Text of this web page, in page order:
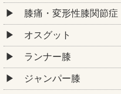
膝痛・変形性膝関節症
オスグット
ランナー膝
ジャンパー膝